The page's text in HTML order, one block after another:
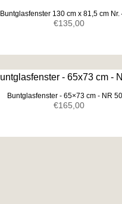
Buntglasfenster 130 cm x 81,5 cm Nr.
€135,00
Buntglasfenster - 65×73 cm - NR
€165,00